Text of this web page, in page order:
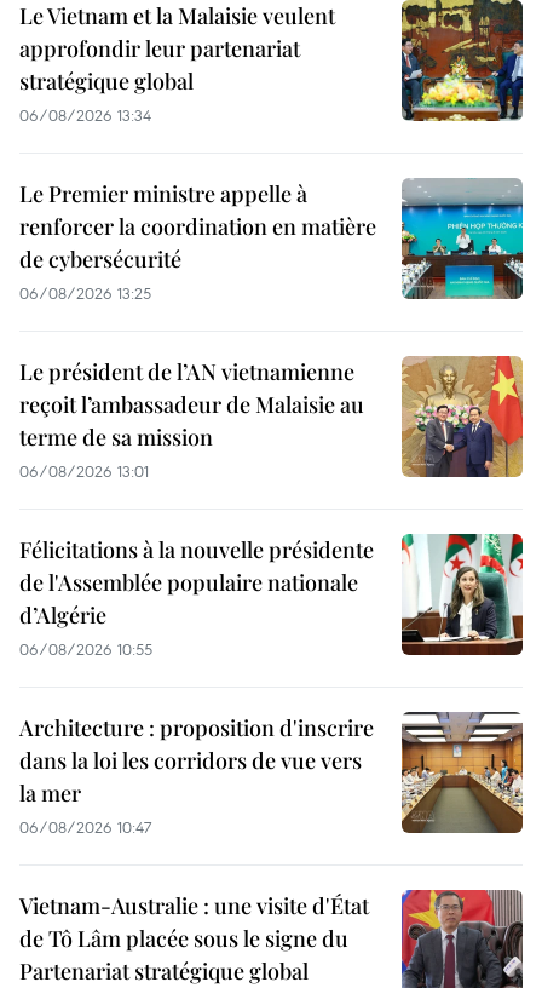
Le Vietnam et la Malaisie veulent
approfondir leur partenariat
stratégique global
06/08/2026 13:34
Le Premier ministre appelle à
renforcer la coordination en matière
de cybersécurité
06/08/2026 13:25
Le président de l’AN vietnamienne
reçoit l’ambassadeur de Malaisie au
terme de sa mission
06/08/2026 13:01
Félicitations à la nouvelle présidente
de l'Assemblée populaire nationale
d’Algérie
06/08/2026 10:55
Architecture : proposition d'inscrire
dans la loi les corridors de vue vers
la mer
06/08/2026 10:47
Vietnam-Australie : une visite d'État
de Tô Lâm placée sous le signe du
Partenariat stratégique global